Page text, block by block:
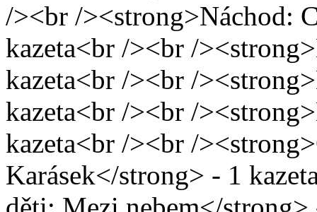
/><br /><strong>Náchod:
kazeta<br /><br /
kazeta<br /><br /
kazeta<br /><br /
kazeta<br /><br /
Karásek</strong> - 1